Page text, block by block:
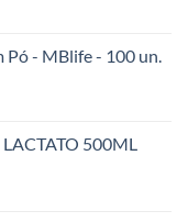
Pó - MBlife - 100 un.
500ML